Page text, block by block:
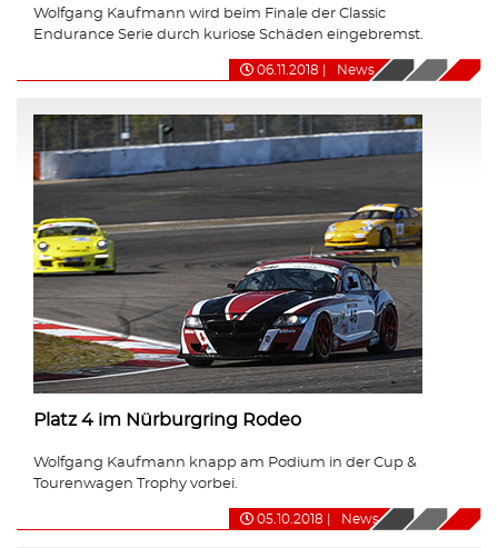
Wolfgang Kaufmann wird beim Finale der Classic
Endurance Serie durch kuriose Schäden eingebremst.
06.11.2018 News
Platz 4 im Nürburgring Rodeo
Wolfgang Kaufmann knapp am Podium in der Cup &
Tourenwagen Trophy vorbei.
05.10.2018 News